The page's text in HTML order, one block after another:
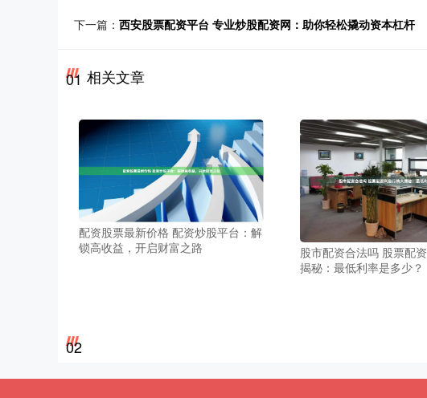
下一篇： 西安股票配资平台 专业炒股配资网：助你轻松撬动资本杠杆
01 相关文章
配资股票最新价格 配资炒股平台：解
锁高收益，开启财富之路
股市配资合法吗 股票配
揭秘：最低利率是多少？
02